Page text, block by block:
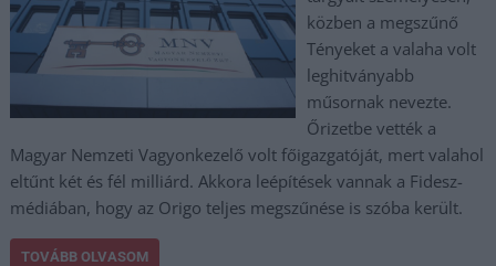
közben a megszűnő
Tényeket a valaha volt
leghitványabb
műsornak nevezte.
Őrizetbe vették a
Magyar Nemzeti Vagyonkezelő volt főigazgatóját, mert valahol
eltűnt két és fél milliárd. Akkora leépítések vannak a Fidesz-
médiában, hogy az Origo teljes megszűnése is szóba került.
TOVÁBB OLVASOM